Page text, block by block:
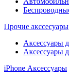
Прочие акссесуары
Аксессуары
Аксессуары
iPhone Аксессуары